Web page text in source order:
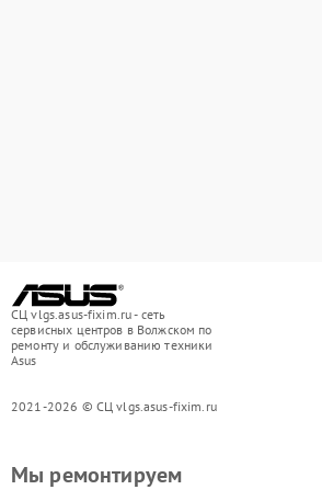
СЦ vlgs.asus-fixim.ru - сеть
сервисных центров в Волжском по
ремонту и обслуживанию техники
Asus
2021-2026 © СЦ vlgs.asus-fixim.ru
Мы ремонтируем